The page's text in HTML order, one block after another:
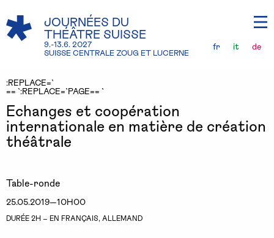
JOURNÉES DU
THÉÂTRE SUISSE
9.-13.6. 2027
SUISSE CENTRALE ZOUG ET LUCERNE
fr it de
:REPLACE=`
== `:REPLACE=`PAGE== `
Echanges et coopération
internationale en matière de création
théâtrale
Table-ronde
25.05.2019—10H00
DURÉE 2H – EN FRANÇAIS, ALLEMAND